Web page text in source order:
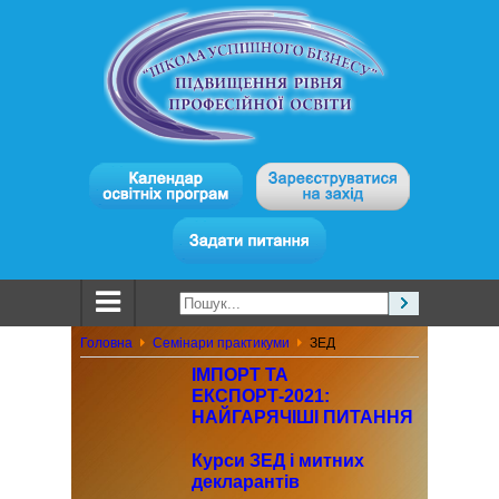
Головна Семінари практикуми ЗЕД
ІМПОРТ ТА
ЕКСПОРТ-2021:
НАЙГАРЯЧІШІ ПИТАННЯ
БУХГАЛТЕРСЬКОГО
ОБЛІКУ
Курси ЗЕД і митних
декларантів